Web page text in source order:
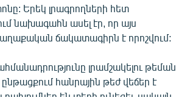
Երեկ լրագրողների հետ
նախագահն ասել էր, որ այս
ճակատագիրն է որոշվում:
լրամշակելու թեման
հանրային թեժ վեճեր է